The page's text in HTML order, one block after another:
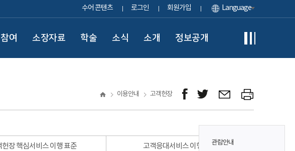
수어 콘텐츠 로그인 회원가입 Language
참여 소장자료 학술 소식 소개 정보공개
관람안내
이용안내 고객헌장
헌장 핵심서비스 이행 표준 고객응대서비스 이행 표준